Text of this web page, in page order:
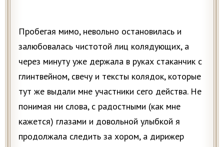
Пробегая мимо, невольно остановилась и
залюбовалась чистотой лиц колядующих, а
через минуту уже держала в руках стаканчик с
глинтвейном, свечу и тексты колядок, которые
тут же выдали мне участники сего действа. Не
понимая ни слова, с радостными (как мне
кажется) глазами и довольной улыбкой я
продолжала следить за хором, а дирижер